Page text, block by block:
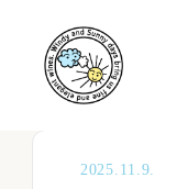
TOP
お知らせ・イ
ベント
2025.11.9.